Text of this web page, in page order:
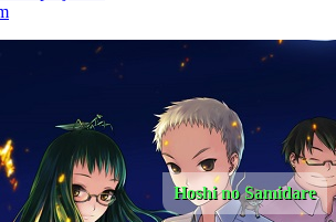
Hoshi no Samidare